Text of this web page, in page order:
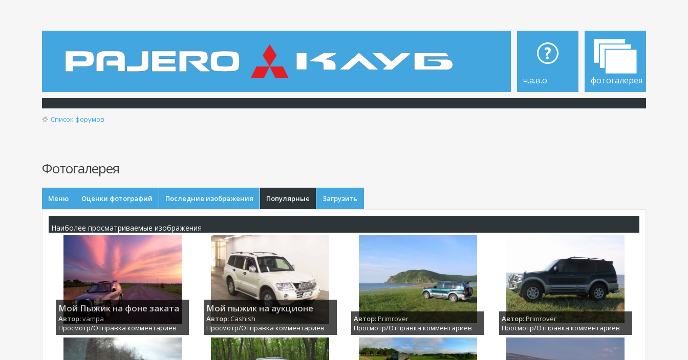
ч.а.в.о фотогалерея
Список форумов
Фотогалерея
Меню Оценки фотографий Последние изображения Популярные Загрузить
Наиболее просматриваемые изображения
Мой Пыжик на фоне заката
Автор:vampa
Просмотр/Отправка комментариев
Мой пыжик на аукционе
Автор: Cashish
Просмотр/Отправка комментариев
Автор:Primrover
Просмотр/Отправка комментариев
Автор:Primrover
Просмотр/Отправка комментариев